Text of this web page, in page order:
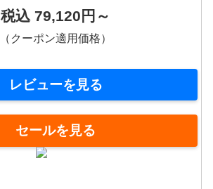
税込 79,120円～
（クーポン適用価格）
レビューを見る
セールを見る